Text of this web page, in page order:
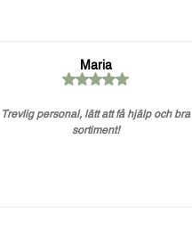
Maria
Trevlig personal, lätt att få hjälp och bra
sortiment!